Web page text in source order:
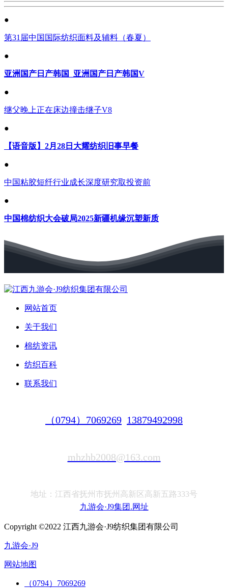
●
第31届中国国际纺织面料及辅料（春夏）
●
亚洲国产日产韩国_亚洲国产日产韩国V
●
继父晚上正在床边撞击继子V8
●
【语音版】2月28日大耀纺织旧事早餐
●
中国粘胶短纤行业成长深度研究取投资前
●
中国棉纺织大会破局2025新疆机缘沉塑新质
网站首页
关于我们
棉纺资讯
纺织百科
联系我们
（0794）7069269 13879492998
mhzhb2008@163.com
地址：江西省抚州市抚州高新区高新五路333号
九游会·J9集团.网址
Copyright ©2022 江西九游会·J9纺织集团有限公司
九游会·J9
网站地图
（0794）7069269